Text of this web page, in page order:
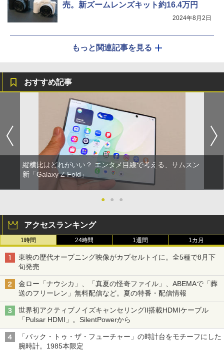
売。新ズームレンズキット約16.4万円
2024年8月2日
もっと関連記事を見る
おすすめ記事
縦横比はどれがいい？ エンタメ目線で考える、サムスン
新「Galaxy Z Fold」
● ● ●
アクセスランキング
1時間 24時間 1週間 1カ月
東映の歴代オープニング映像がカプセルトイに。全5種で8月下
旬発売
金ロー「ナウシカ」、「真夏の怪奇ファイル」、ABEMAで「葬
送のフリーレン」無料配信など。夏の特番・配信情報
世界初アクティブノイズキャンセリングII搭載HDMIケーブル
「Pulsar HDMI」。SilentPowerから
「バック・トゥ・ザ・フューチャー」の時計台をモチーフにした
腕時計。1985本限定